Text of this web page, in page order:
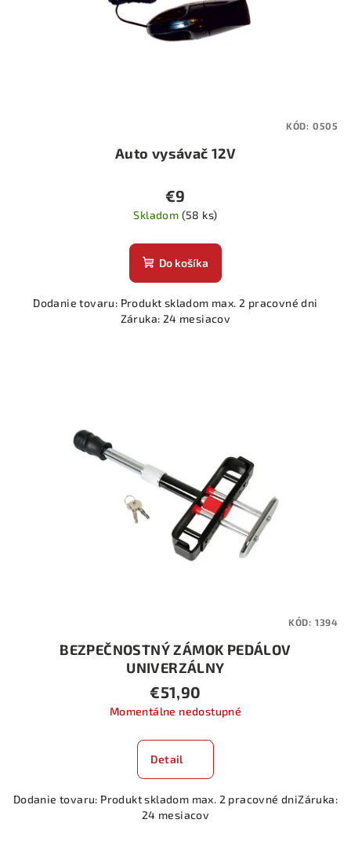
Auto vysávač 12V
€9
Skladom (58 ks)
Do košíka
Dodanie tovaru: Produkt skladom max. 2 pracovné dni
Záruka: 24 mesiacov
KÓD: 0505
BEZPEČNOSTNÝ ZÁMOK PEDÁLOV
UNIVERZÁLNY
€51,90
Momentálne nedostupné
Detail
Dodanie tovaru: Produkt skladom max. 2 pracovné dniZáruka:
24 mesiacov
KÓD: 1394